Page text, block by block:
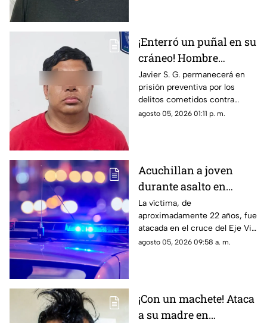
¡Enterró un puñal en su
cráneo! Hombre
secuestra y tortura
atrozmente a cuatro;
asesinan a uno en
Riberas del Bravo
Javier S. G. permanecerá en
prisión preventiva por los
delitos cometidos contra
cuatro personas en diciembre
agosto 05, 2026 01:11 p. m.
Acuchillan a joven
durante asalto en
estación de transporte
público en Eje Vial
La víctima, de
aproximadamente 22 años, fue
atacada en el cruce del Eje Vial
Juan Gabriel y calzada
agosto 05, 2026 09:58 a. m.
¡Con un machete! Ataca
a su madre en